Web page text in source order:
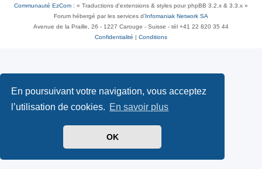
En poursuivant votre navigation, vous acceptez
l’utilisation de cookies. En savoir plus
OK
Communauté EzCom : « Traductions d'extensions & styles pour phpBB 3.2.x & 3.3.x »
Forum hébergé par les services d’ Infomaniak Network SA
Avenue de la Praille, 26 - 1227 Carouge - Suisse - tél +41 22 820 35 44
Confidentialité
Conditions